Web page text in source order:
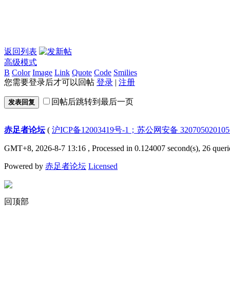
返回列表
高级模式
B Color Image Link Quote Code Smilies
您需要登录后才可以回帖 登录 | 注册
发表回复 回帖后跳转到最后一页
赤足者论坛( 沪ICP备12003419号-1；苏公网安备
GMT+8, 2026-8-7 13:16 , Processed in 0.124007 second(s), 26
Powered by 赤足者论坛 Licensed
回顶部